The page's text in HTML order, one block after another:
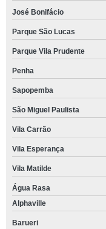
José Bonifácio
Parque São Lucas
Parque Vila Prudente
Penha
Sapopemba
São Miguel Paulista
Vila Carrão
Vila Esperança
Vila Matilde
Água Rasa
Alphaville
Barueri